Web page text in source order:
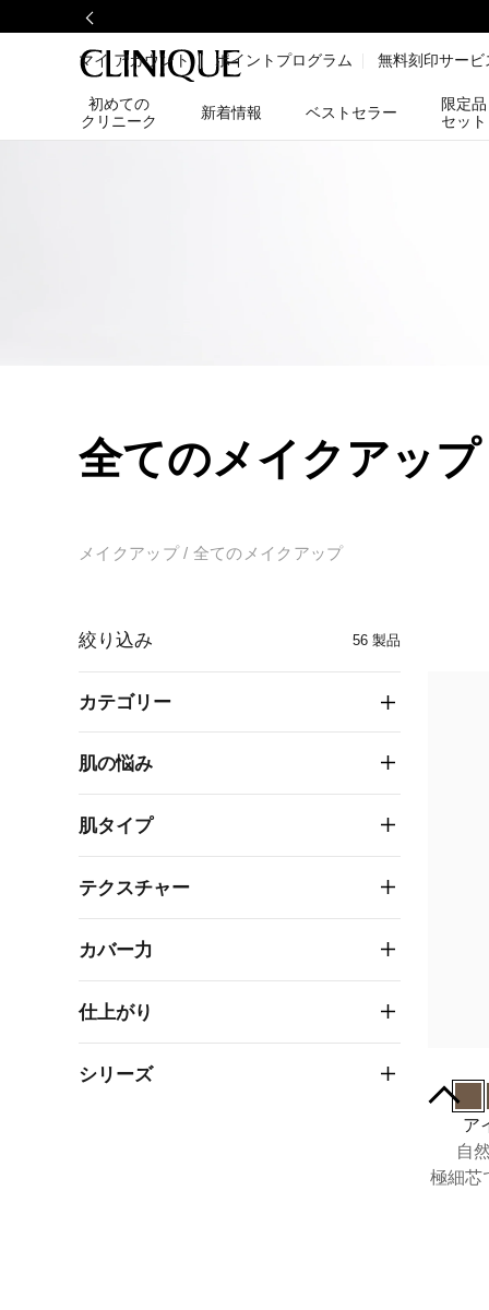
マイ アカウント ポイントプログラム 無料刻印サービ
初めての
クリニーク
新着情報 ベストセラー
限定品
セット
全てのメイクアップ
メイクアップ 全てのメイクアップ
絞り込み 56 製品
カテゴリー
肌の悩み
肌タイプ
テクスチャー
カバー力
仕上がり
シリーズ
ア
自
極細芯